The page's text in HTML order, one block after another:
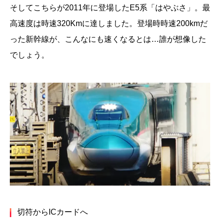
そしてこちらが2011年に登場したE5系「はやぶさ」。最
高速度は時速320Kmに達しました。登場時時速200kmだ
った新幹線が、こんなにも速くなるとは…誰が想像した
でしょう。
切符からICカードへ